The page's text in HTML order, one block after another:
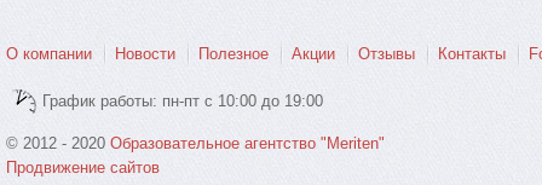
О компании Новости Полезное Акции Отзывы Контакты
График работы: пн-пт с 10:00 до 19:00
© 2012 - 2020 Образовательное агентство "Meriten"
Продвижение сайтов